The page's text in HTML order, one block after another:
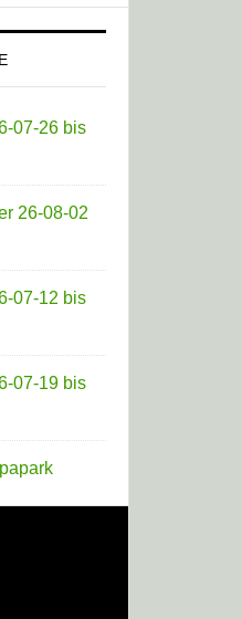
07-26 bis
26-08-02
07-12 bis
07-19 bis